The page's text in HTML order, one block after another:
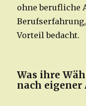
ohne berufliche
Vorteil bedacht.
Was ihre
nach eigener